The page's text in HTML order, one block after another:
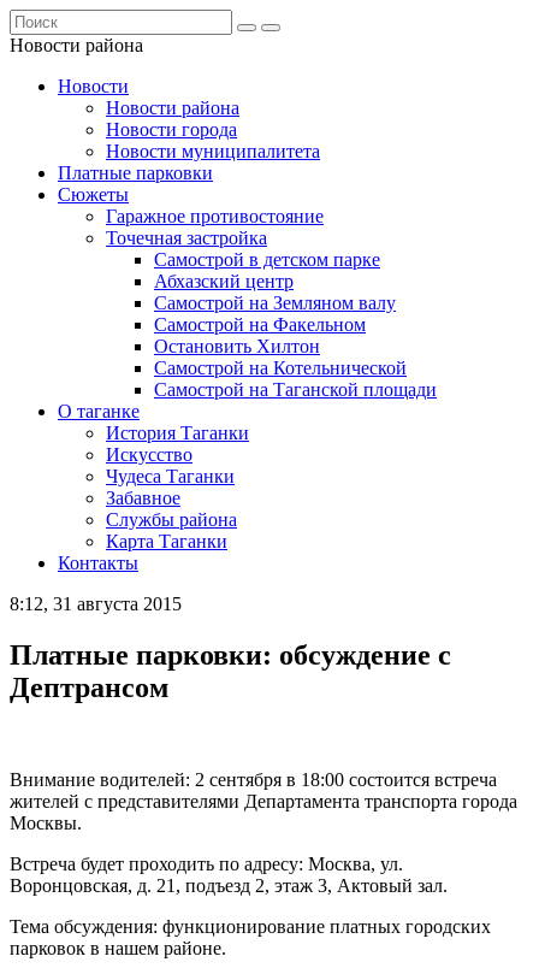
Новости района
Новости
Новости района
Новости города
Новости муниципалитета
Платные парковки
Сюжеты
Гаражное противостояние
Точечная застройка
Самострой в детском парке
Абхазский центр
Самострой на Земляном валу
Самострой на Факельном
Остановить Хилтон
Самострой на Котельнической
Самострой на Таганской площади
О таганке
История Таганки
Искусство
Чудеса Таганки
Забавное
Службы района
Карта Таганки
Контакты
8:12, 31 августа 2015
Платные парковки: обсуждение с
Дептрансом
Внимание водителей: 2 сентября в 18:00 состоится встреча
жителей с представителями Департамента транспорта города
Москвы.
Встреча будет проходить по адресу: Москва, ул.
Воронцовская, д. 21, подъезд 2, этаж 3, Актовый зал.
Тема обсуждения: функционирование платных городских
парковок в нашем районе.